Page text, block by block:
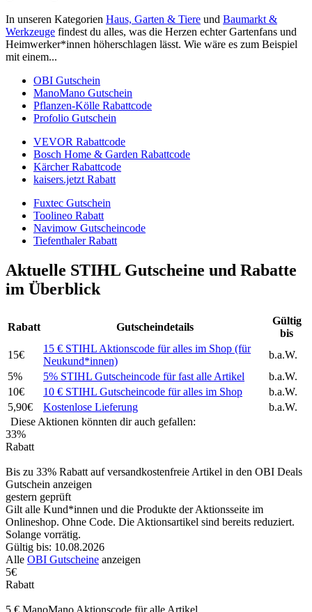
In unseren Kategorien Haus, Garten & Tiere und Baumarkt &
Werkzeuge findest du alles, was die Herzen echter Gartenfans und
Heimwerker*innen höherschlagen lässt. Wie wäre es zum Beispiel
mit einem...
OBI Gutschein
ManoMano Gutschein
Pflanzen-Kölle Rabattcode
Profolio Gutschein
VEVOR Rabattcode
Bosch Home & Garden Rabattcode
Kärcher Rabattcode
kaisers.jetzt Rabatt
Fuxtec Gutschein
Toolineo Rabatt
Navimow Gutscheincode
Tiefenthaler Rabatt
Aktuelle STIHL Gutscheine und Rabatte
im Überblick
Rabatt Gutscheindetails
Gültig
bis
15€
15 € STIHL Aktionscode für alles im Shop (für
Neukund*innen)
b.a.W.
5%
5% STIHL Gutscheincode für fast alle Artikel
b.a.W.
10€
10 € STIHL Gutscheincode für alles im Shop
b.a.W.
5,90€
Kostenlose Lieferung
b.a.W.
Diese Aktionen könnten dir auch gefallen:
33%
Rabatt
Bis zu 33% Rabatt auf versandkostenfreie Artikel in den OBI Deals
Gutschein anzeigen
gestern geprüft
Gilt alle Kund*innen und die Produkte der Aktionsseite im
Onlineshop. Ohne Code. Die Aktionsartikel sind bereits reduziert.
Solange vorrätig.
Gültig bis: 10.08.2026
Alle OBI Gutscheine anzeigen
5€
Rabatt